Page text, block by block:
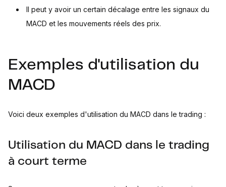
Il peut y avoir un certain décalage entre les signaux du
MACD et les mouvements réels des prix.
Exemples d'utilisation du
MACD
Voici deux exemples d'utilisation du MACD dans le trading :
Utilisation du MACD dans le trading
à court terme